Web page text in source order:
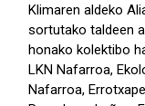
Klimaren aldeko
sortutako taldeen
honako kolektibo
LKN Nafarroa,
Nafarroa,